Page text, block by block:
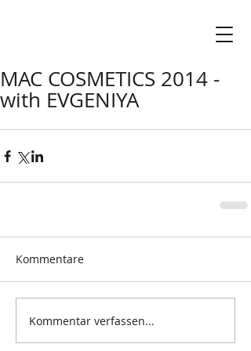
MAC COSMETICS 2014 -
with EVGENIYA
Kommentare
Kommentar verfassen...